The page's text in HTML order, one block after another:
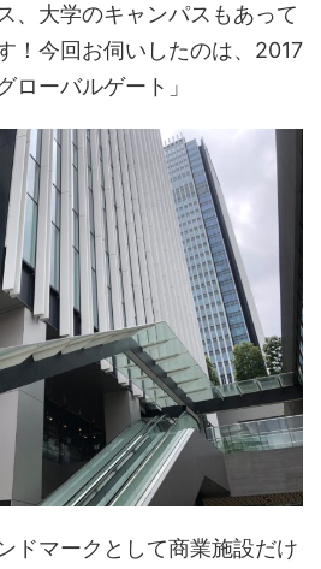
、大学のキャンパスもあって
！今回お伺いしたのは、2017
ローバルゲート」
ドマークとして商業施設だけ